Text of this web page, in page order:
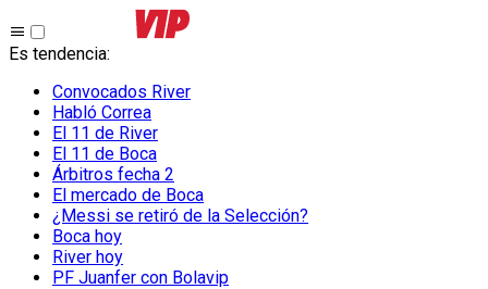
Es tendencia:
Convocados River
Habló Correa
El 11 de River
El 11 de Boca
Árbitros fecha 2
El mercado de Boca
¿Messi se retiró de la Selección?
Boca hoy
River hoy
PF Juanfer con Bolavip